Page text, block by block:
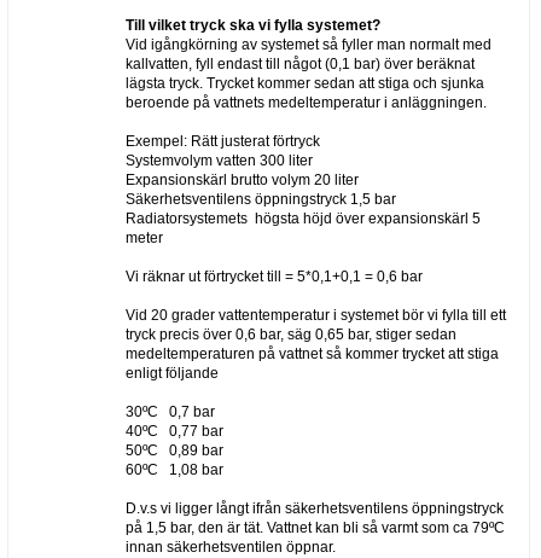
Till vilket tryck ska vi fylla systemet?
Vid igångkörning av systemet så fyller man normalt med
kallvatten, fyll endast till något (0,1 bar) över beräknat
lägsta tryck. Trycket kommer sedan att stiga och sjunka
beroende på vattnets medeltemperatur i anläggningen.
Exempel: Rätt justerat förtryck
Systemvolym vatten 300 liter
Expansionskärl brutto volym 20 liter
Säkerhetsventilens öppningstryck 1,5 bar
Radiatorsystemets högsta höjd över expansionskärl 5
meter
Vi räknar ut förtrycket till = 5*0,1+0,1 = 0,6 bar
Vid 20 grader vattentemperatur i systemet bör vi fylla till ett
tryck precis över 0,6 bar, säg 0,65 bar, stiger sedan
medeltemperaturen på vattnet så kommer trycket att stiga
enligt följande
30ºC 0,7 bar
40ºC 0,77 bar
50ºC 0,89 bar
60ºC 1,08 bar
D.v.s vi ligger långt ifrån säkerhetsventilens öppningstryck
på 1,5 bar, den är tät. Vattnet kan bli så varmt som ca 79ºC
innan säkerhetsventilen öppnar.